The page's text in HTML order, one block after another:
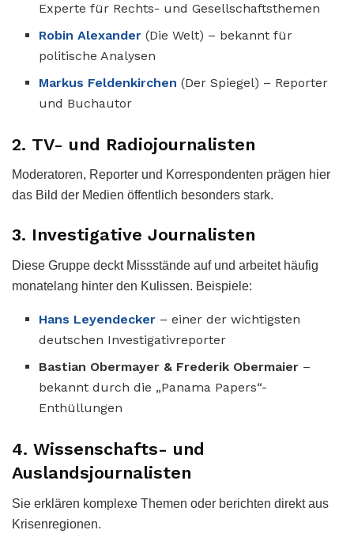
Experte für Rechts- und Gesellschaftsthemen
Robin Alexander (Die Welt) – bekannt für
politische Analysen
Markus Feldenkirchen (Der Spiegel) – Reporter
und Buchautor
2. TV- und Radiojournalisten
Moderatoren, Reporter und Korrespondenten prägen hier
das Bild der Medien öffentlich besonders stark.
3. Investigative Journalisten
Diese Gruppe deckt Missstände auf und arbeitet häufig
monatelang hinter den Kulissen. Beispiele:
Hans Leyendecker – einer der wichtigsten
deutschen Investigativreporter
Bastian Obermayer & Frederik Obermaier –
bekannt durch die „Panama Papers“-
Enthüllungen
4. Wissenschafts- und
Auslandsjournalisten
Sie erklären komplexe Themen oder berichten direkt aus
Krisenregionen.